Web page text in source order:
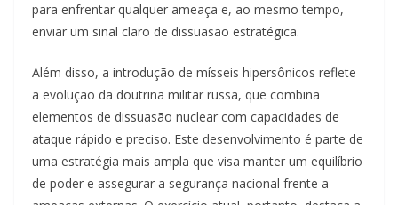
para enfrentar qualquer ameaça e, ao mesmo tempo,
enviar um sinal claro de dissuasão estratégica.
Além disso, a introdução de mísseis hipersônicos reflete
a evolução da doutrina militar russa, que combina
elementos de dissuasão nuclear com capacidades de
ataque rápido e preciso. Este desenvolvimento é parte de
uma estratégia mais ampla que visa manter um equilíbrio
de poder e assegurar a segurança nacional frente a